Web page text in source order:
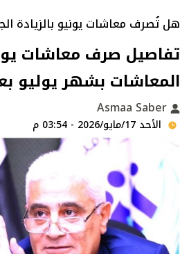
هل تُصرف معاشات يونيو بالزيادة
المعاشات بشهر يوليو
الأحد 17/مايو/2026 - 03:54 م